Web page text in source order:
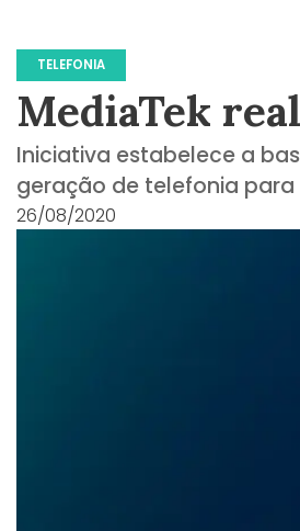
TELEFONIA
MediaTek
Iniciativa estabelece a
geração de telefonia
26/08/2020